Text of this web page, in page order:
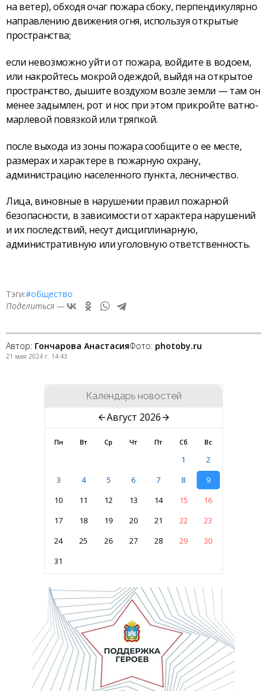
на ветер), обходя очаг пожара сбоку, перпендикулярно
направлению движения огня, используя открытые
пространства;
если невозможно уйти от пожара, войдите в водоем,
или накройтесь мокрой одеждой, выйдя на открытое
пространство, дышите воздухом возле земли — там он
менее задымлен, рот и нос при этом прикройте ватно-
марлевой повязкой или тряпкой.
после выхода из зоны пожара сообщите о ее месте,
размерах и характере в пожарную охрану,
администрацию населенного пункта, лесничество.
Лица, виновные в нарушении правил пожарной
безопасности, в зависимости от характера нарушений
и их последствий, несут дисциплинарную,
административную или уголовную ответственность.
Тэги:#общество
Поделиться —
Автор: Гончарова АнастасияФото: photoby.ru
21 мая 2024 г. 14:43
Календарь новостей
Август 2026
Пн Вт Ср Чт Пт Сб Вс
1
2
3
4 5 6 7 8
9
10
11 12 13 14 15
16
17
18 19 20 21 22
23
24
25 26 27 28 29
30
31